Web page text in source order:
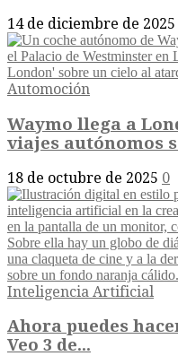
14 de diciembre de 2025
Automoción
Waymo llega a
viajes autónomos
18 de octubre de 2025 0
Inteligencia Artificial
Ahora puedes
Veo 3 de...